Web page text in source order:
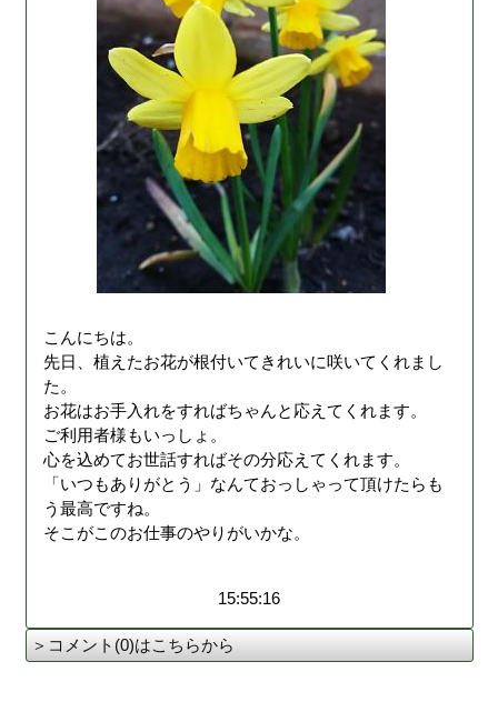
こんにちは。
先日、植えたお花が根付いてきれいに咲いてくれまし
た。
お花はお手入れをすればちゃんと応えてくれます。
ご利用者様もいっしょ。
心を込めてお世話すればその分応えてくれます。
「いつもありがとう」なんておっしゃって頂けたらも
う最高ですね。
そこがこのお仕事のやりがいかな。
15:55:16
＞コメント(0)はこちらから